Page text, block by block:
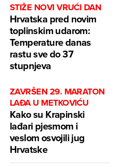
STIŽE NOVI VRUĆI DAN
Hrvatska pred novim
toplinskim udarom:
Temperature danas
rastu sve do 37
stupnjeva
ZAVRŠEN 29. MARATON
LAĐA U METKOVIĆU
Kako su Krapinski
lađari pjesmom i
veslom osvojili jug
Hrvatske